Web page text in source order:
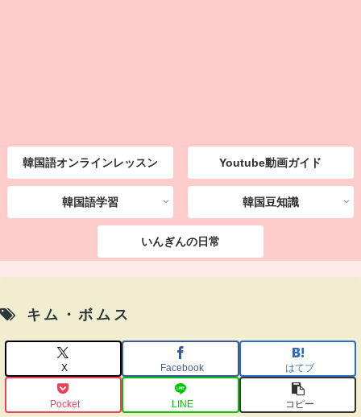
韓国語オンラインレッスン Youtube動画ガイド
韓国語学習 韓国豆知識
いんぎんの日常
キム・ボムス
X Facebook はてブ
Pocket LINE コピー